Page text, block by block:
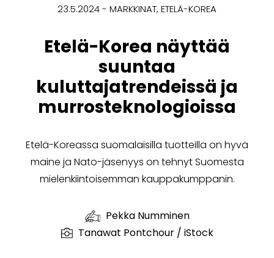
23.5.2024 MARKKINAT ETELÄ-KOREA
Etelä-Korea näyttää
suuntaa
kuluttajatrendeissä ja
murrosteknologioissa
Etelä-Koreassa suomalaisilla tuotteilla on hyvä
maine ja Nato-jäsenyys on tehnyt Suomesta
mielenkiintoisemman kauppakumppanin.
Pekka Numminen
Tanawat Pontchour / iStock